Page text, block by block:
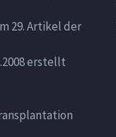
29. Artikel der
erstellt